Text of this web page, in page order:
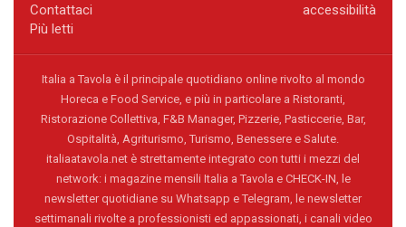
Contattaci
Più letti
accessibilità
Italia a Tavola è il principale quotidiano online rivolto al mondo
Horeca e Food Service, e più in particolare a Ristoranti,
Ristorazione Collettiva, F&B Manager, Pizzerie, Pasticcerie, Bar,
Ospitalità, Agriturismo, Turismo, Benessere e Salute.
italiaatavola.net è strettamente integrato con tutti i mezzi del
network: i magazine mensili Italia a Tavola e CHECK-IN, le
newsletter quotidiane su Whatsapp e Telegram, le newsletter
settimanali rivolte a professionisti ed appassionati, i canali video